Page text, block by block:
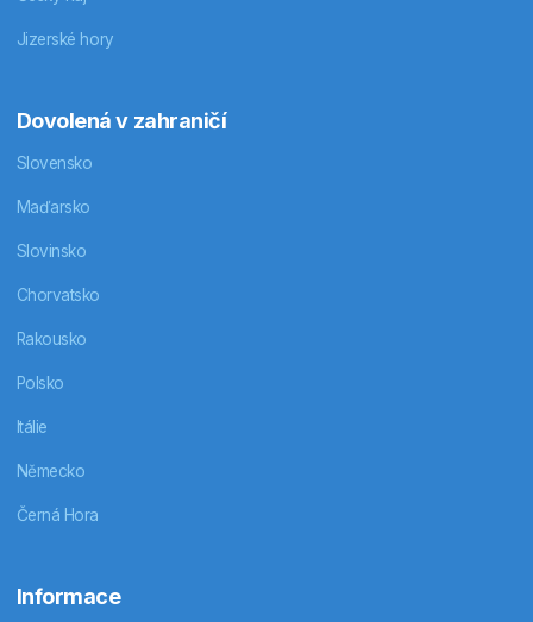
Jizerské hory
Dovolená v zahraničí
Slovensko
Maďarsko
Slovinsko
Chorvatsko
Rakousko
Polsko
Itálie
Německo
Černá Hora
Informace